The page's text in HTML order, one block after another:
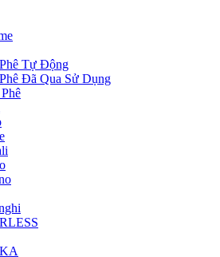
Tự Động
Đã Qua Sử Dụng